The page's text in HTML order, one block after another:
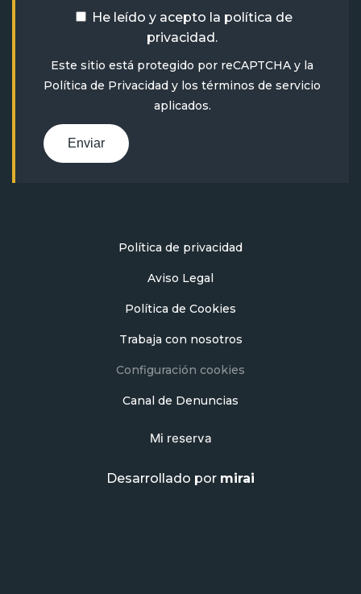
He leído y acepto la política de
privacidad.
Este sitio está protegido por reCAPTCHA y la
Política de Privacidad y los términos de servicio
aplicados.
Enviar
Política de privacidad
Aviso Legal
Política de Cookies
Trabaja con nosotros
Configuración cookies
Canal de Denuncias
Mi reserva
Desarrollado por mirai